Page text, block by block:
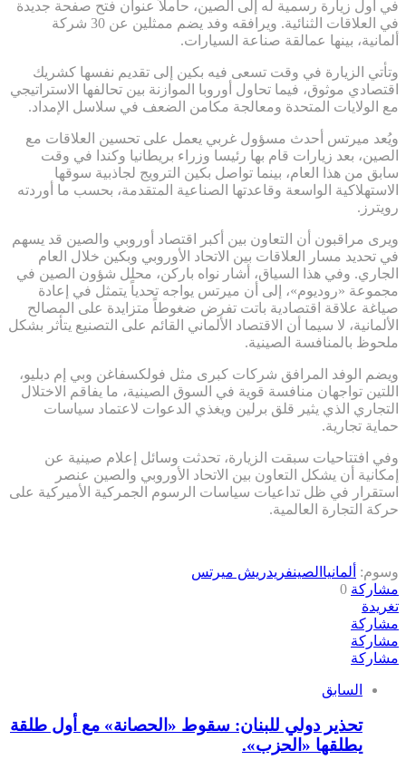
في أول زيارة رسمية له إلى الصين، حاملاً عنوان فتح صفحة جديدة
في العلاقات الثنائية. ويرافقه وفد يضم ممثلين عن 30 شركة
ألمانية، بينها عمالقة صناعة السيارات.
وتأتي الزيارة في وقت تسعى فيه بكين إلى تقديم نفسها كشريك
اقتصادي موثوق، فيما تحاول أوروبا الموازنة بين تحالفها الاستراتيجي
مع الولايات المتحدة ومعالجة مكامن الضعف في سلاسل الإمداد.
ويُعد ميرتس أحدث مسؤول غربي يعمل على تحسين العلاقات مع
الصين، بعد زيارات قام بها رئيسا وزراء بريطانيا وكندا في وقت
سابق من هذا العام، بينما تواصل بكين الترويج لجاذبية سوقها
الاستهلاكية الواسعة وقاعدتها الصناعية المتقدمة، بحسب ما أوردته
رويترز.
ويرى مراقبون أن التعاون بين أكبر اقتصاد أوروبي والصين قد يسهم
في تحديد مسار العلاقات بين الاتحاد الأوروبي وبكين خلال العام
الجاري. وفي هذا السياق، أشار نواه باركن، محلل شؤون الصين في
مجموعة «روديوم»، إلى أن ميرتس يواجه تحدياً يتمثل في إعادة
صياغة علاقة اقتصادية باتت تفرض ضغوطاً متزايدة على المصالح
الألمانية، لا سيما أن الاقتصاد الألماني القائم على التصنيع يتأثر بشكل
ملحوظ بالمنافسة الصينية.
ويضم الوفد المرافق شركات كبرى مثل فولكسفاغن وبي إم دبليو،
اللتين تواجهان منافسة قوية في السوق الصينية، ما يفاقم الاختلال
التجاري الذي يثير قلق برلين ويغذي الدعوات لاعتماد سياسات
حماية تجارية.
وفي افتتاحيات سبقت الزيارة، تحدثت وسائل إعلام صينية عن
إمكانية أن يشكل التعاون بين الاتحاد الأوروبي والصين عنصر
استقرار في ظل تداعيات سياسات الرسوم الجمركية الأميركية على
حركة التجارة العالمية.
وسوم: ألمانيا الصينفريدريش ميرتس
مشاركة 0
تغريدة
مشاركة
مشاركة
مشاركة
السابق
تحذير دولي للبنان: سقوط «الحصانة» مع أول طلقة
يطلقها «الحزب».